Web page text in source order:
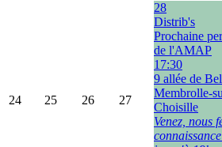
24 25 26 27
28
Distrib's
Prochaine
de l'AMAP
17:30
9 allée de
Membrolle-
Choisille
Venez, nous